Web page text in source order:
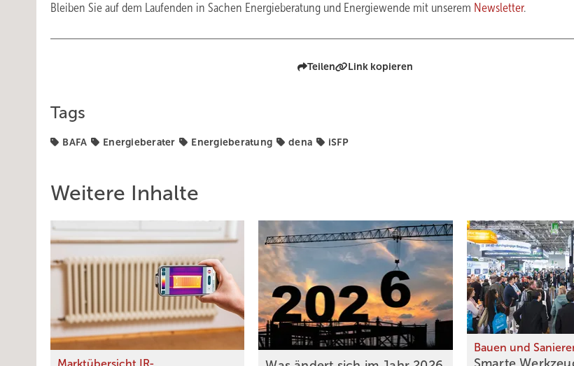
Bleiben Sie auf dem Laufenden in Sachen Energieberatung und Energiewende mit unserem Newsletter.
Teilen Link kopieren
Tags
BAFA Energieberater Energieberatung dena iSFP
Weitere Inhalte
Marktübersicht IR-
Bauen und